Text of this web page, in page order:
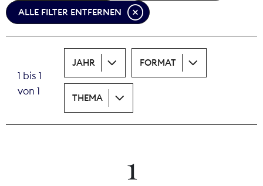
Pressefreiheit
Print
Recht
Tarifpolitik
Theodor-Wolff-Preis
ALLE FILTER ENTFERNEN
1 bis 1
von 1
JAHR FORMAT
THEMA
1